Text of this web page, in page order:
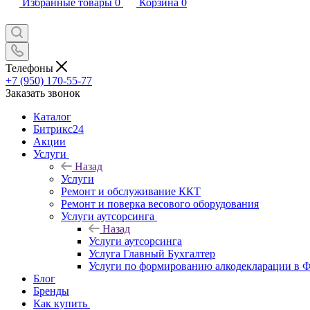
Избранные товары 0 Корзина 0
Телефоны
+7 (950) 170-55-77
Заказать звонок
Каталог
Битрикс24
Акции
Услуги
Назад
Услуги
Ремонт и обслуживание ККТ
Ремонт и поверка весового оборудования
Услуги аутсорсинга
Назад
Услуги аутсорсинга
Услуга Главный Бухгалтер
Услуги по формированию алкодекларации в
Блог
Бренды
Как купить